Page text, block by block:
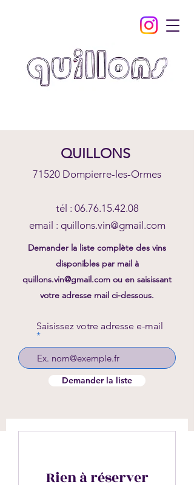
QUILLONS
71520 Dompierre-les-Ormes
tél : 06.76.15.42.08
email : quillons.vin@gmail.com
Demander la liste complète des vins
disponibles par mail à
quillons.vin@gmail.com ou en saisissant
votre adresse mail ci-dessous.
Saisissez votre adresse e-mail
Demander la liste
Rien à réserver